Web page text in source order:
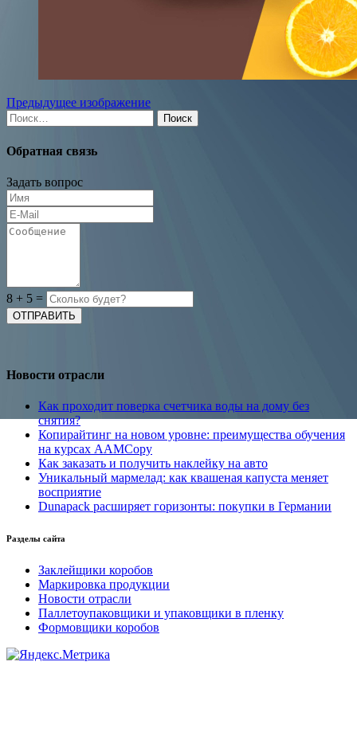
Предыдущее изображение
Найти:
Обратная связь
Задать вопрос
8 + 5 =
Новости отрасли
Как проходит поверка счетчика воды на дому без
снятия?
Копирайтинг на новом уровне: преимущества обучения
на курсах AAMCopy
Как заказать и получить наклейку на авто
Уникальный мармелад: как квашеная капуста меняет
восприятие
Dunapack расширяет горизонты: покупки в Германии
Разделы сайта
Заклейщики коробов
Маркировка продукции
Новости отрасли
Паллетоупаковщики и упаковщики в пленку
Формовщики коробов